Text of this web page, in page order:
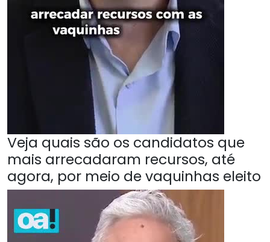
Veja quais são os candidatos que
mais arrecadaram recursos, até
agora, por meio de vaquinhas eleito